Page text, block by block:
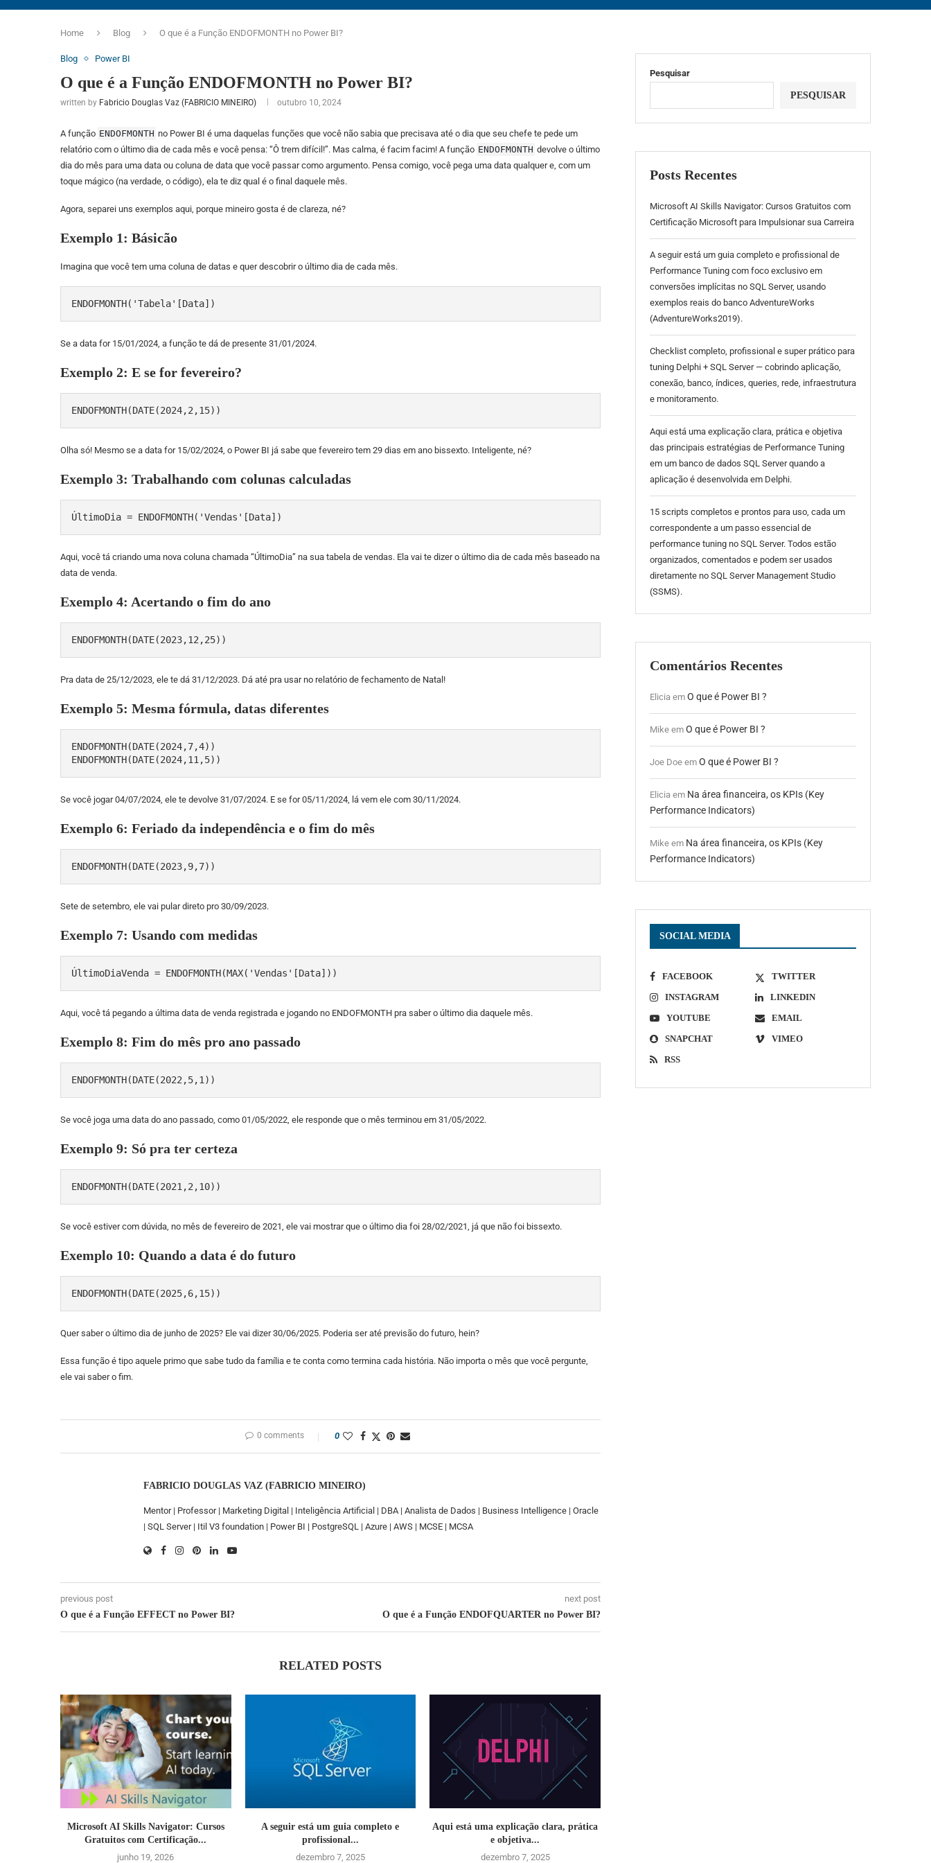
Home Blog O que é a Função ENDOFMONTH no Power BI?
Blog Power BI
O que é a Função ENDOFMONTH no Power BI?
written by Fabricio Douglas Vaz (FABRICIO MINEIRO) outubro 10, 2024
A função ENDOFMONTH no Power BI é uma daquelas funções que você não sabia que precisava até o dia que seu chefe te pede um
relatório com o último dia de cada mês e você pensa: “Ô trem difícil!”. Mas calma, é facim facim! A função ENDOFMONTH devolve o último
dia do mês para uma data ou coluna de data que você passar como argumento. Pensa comigo, você pega uma data qualquer e, com um
toque mágico (na verdade, o código), ela te diz qual é o final daquele mês.
Agora, separei uns exemplos aqui, porque mineiro gosta é de clareza, né?
Exemplo 1: Básicão
Imagina que você tem uma coluna de datas e quer descobrir o último dia de cada mês.
ENDOFMONTH('Tabela'[Data])
Se a data for 15/01/2024, a função te dá de presente 31/01/2024.
Exemplo 2: E se for fevereiro?
ENDOFMONTH(DATE(2024,2,15))
Olha só! Mesmo se a data for 15/02/2024, o Power BI já sabe que fevereiro tem 29 dias em ano bissexto. Inteligente, né?
Exemplo 3: Trabalhando com colunas calculadas
ÚltimoDia = ENDOFMONTH('Vendas'[Data])
Aqui, você tá criando uma nova coluna chamada “ÚltimoDia” na sua tabela de vendas. Ela vai te dizer o último dia de cada mês baseado na
data de venda.
Exemplo 4: Acertando o fim do ano
ENDOFMONTH(DATE(2023,12,25))
Pra data de 25/12/2023, ele te dá 31/12/2023. Dá até pra usar no relatório de fechamento de Natal!
Exemplo 5: Mesma fórmula, datas diferentes
ENDOFMONTH(DATE(2024,7,4))
ENDOFMONTH(DATE(2024,11,5))
Se você jogar 04/07/2024, ele te devolve 31/07/2024. E se for 05/11/2024, lá vem ele com 30/11/2024.
Exemplo 6: Feriado da independência e o fim do mês
ENDOFMONTH(DATE(2023,9,7))
Sete de setembro, ele vai pular direto pro 30/09/2023.
Exemplo 7: Usando com medidas
ÚltimoDiaVenda = ENDOFMONTH(MAX('Vendas'[Data]))
Aqui, você tá pegando a última data de venda registrada e jogando no ENDOFMONTH pra saber o último dia daquele mês.
Exemplo 8: Fim do mês pro ano passado
ENDOFMONTH(DATE(2022,5,1))
Se você joga uma data do ano passado, como 01/05/2022, ele responde que o mês terminou em 31/05/2022.
Exemplo 9: Só pra ter certeza
ENDOFMONTH(DATE(2021,2,10))
Se você estiver com dúvida, no mês de fevereiro de 2021, ele vai mostrar que o último dia foi 28/02/2021, já que não foi bissexto.
Exemplo 10: Quando a data é do futuro
ENDOFMONTH(DATE(2025,6,15))
Quer saber o último dia de junho de 2025? Ele vai dizer 30/06/2025. Poderia ser até previsão do futuro, hein?
Essa função é tipo aquele primo que sabe tudo da família e te conta como termina cada história. Não importa o mês que você pergunte,
ele vai saber o fim.
0 comments 0
FABRICIO DOUGLAS VAZ (FABRICIO MINEIRO)
Mentor | Professor | Marketing Digital | Inteligência Artificial | DBA | Analista de Dados | Business Intelligence | Oracle
| SQL Server | Itil V3 foundation | Power BI | PostgreSQL | Azure | AWS | MCSE | MCSA
previous post
O que é a Função EFFECT no Power BI?
next post
O que é a Função ENDOFQUARTER no Power BI?
RELATED POSTS
Microsoft AI Skills Navigator: Cursos
Gratuitos com Certificação...
junho 19, 2026
A seguir está um guia completo e
profissional...
dezembro 7, 2025
Aqui está uma explicação clara, prática
e objetiva...
dezembro 7, 2025
Pesquisar
PESQUISAR
Posts Recentes
Microsoft AI Skills Navigator: Cursos Gratuitos com
Certificação Microsoft para Impulsionar sua Carreira
A seguir está um guia completo e profissional de
Performance Tuning com foco exclusivo em
conversões implícitas no SQL Server, usando
exemplos reais do banco AdventureWorks
(AdventureWorks2019).
Checklist completo, profissional e super prático para
tuning Delphi + SQL Server — cobrindo aplicação,
conexão, banco, índices, queries, rede, infraestrutura
e monitoramento.
Aqui está uma explicação clara, prática e objetiva
das principais estratégias de Performance Tuning
em um banco de dados SQL Server quando a
aplicação é desenvolvida em Delphi.
15 scripts completos e prontos para uso, cada um
correspondente a um passo essencial de
performance tuning no SQL Server. Todos estão
organizados, comentados e podem ser usados
diretamente no SQL Server Management Studio
(SSMS).
Comentários Recentes
Elicia em O que é Power BI ?
Mike em O que é Power BI ?
Joe Doe em O que é Power BI ?
Elicia em Na área financeira, os KPIs (Key
Performance Indicators)
Mike em Na área financeira, os KPIs (Key
Performance Indicators)
SOCIAL MEDIA
FACEBOOK
TWITTER
INSTAGRAM
LINKEDIN
YOUTUBE
EMAIL
SNAPCHAT
VIMEO
RSS